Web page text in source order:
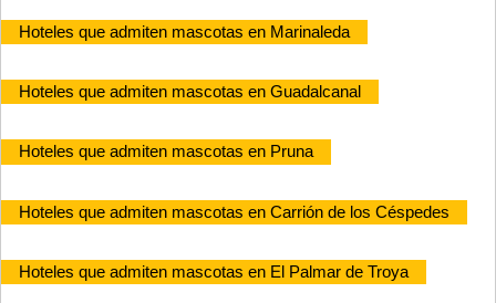
Hoteles que admiten mascotas en Marinaleda
Hoteles que admiten mascotas en Guadalcanal
Hoteles que admiten mascotas en Pruna
Hoteles que admiten mascotas en Carrión de los Céspedes
Hoteles que admiten mascotas en El Palmar de Troya